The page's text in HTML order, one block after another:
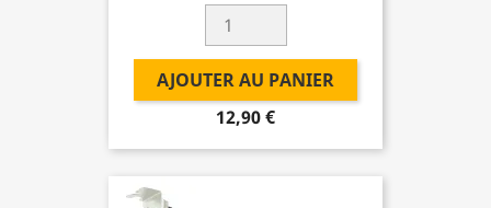
AJOUTER AU PANIER
12,90 €